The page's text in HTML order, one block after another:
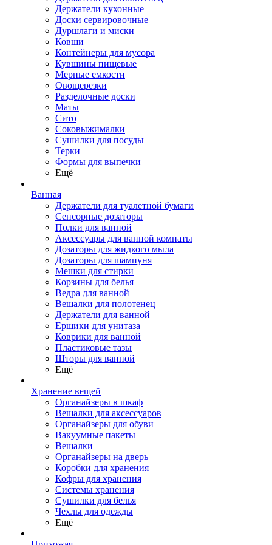
Держатели кухонные
Доски сервировочные
Дуршлаги и миски
Ковши
Контейнеры для мусора
Кувшины пищевые
Мерные емкости
Овощерезки
Разделочные доски
Маты
Сито
Соковыжималки
Сушилки для посуды
Терки
Формы для выпечки
Ещё
Ванная
Держатели для туалетной бумаги
Сенсорные дозаторы
Полки для ванной
Аксессуары для ванной комнаты
Дозаторы для жидкого мыла
Дозаторы для шампуня
Мешки для стирки
Корзины для белья
Ведра для ванной
Вешалки для полотенец
Держатели для ванной
Ершики для унитаза
Коврики для ванной
Пластиковые тазы
Шторы для ванной
Ещё
Хранение вещей
Органайзеры в шкаф
Вешалки для аксессуаров
Органайзеры для обуви
Вакуумные пакеты
Вешалки
Органайзеры на дверь
Коробки для хранения
Кофры для хранения
Системы хранения
Сушилки для белья
Чехлы для одежды
Ещё